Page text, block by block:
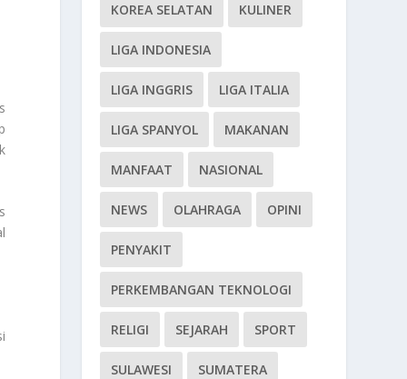
KOREA SELATAN KULINER
LIGA INDONESIA
LIGA INGGRIS LIGA ITALIA
LIGA SPANYOL MAKANAN
MANFAAT NASIONAL
NEWS OLAHRAGA OPINI
PENYAKIT
PERKEMBANGAN TEKNOLOGI
RELIGI SEJARAH SPORT
SULAWESI SUMATERA